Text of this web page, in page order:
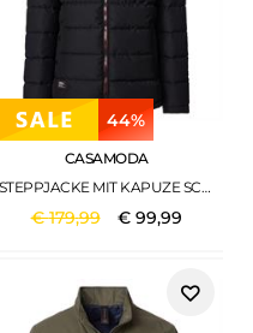
44%
CASAMODA
STEPPJACKE MIT KAPUZE SCHWARZ
€179,99 € 99,99